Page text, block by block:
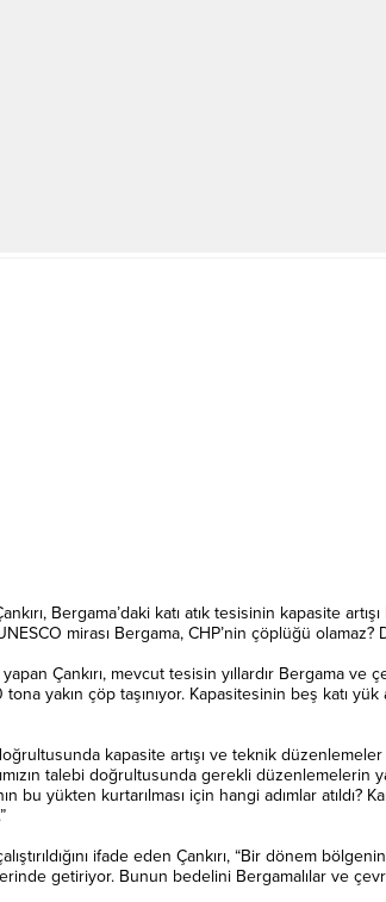
Bergama’daki katı atık tesisinin kapasite
mirası Bergama, CHP’nin çöplüğü olamaz?
Çankırı, mevcut tesisin yıllardır Bergama
yakın çöp taşınıyor. Kapasitesinin beş katı yük
kapasite artışı ve teknik
talebi doğrultusunda gerekli düzenlemelerin
bu yükten kurtarılması için hangi adımlar atıldı?
ifade eden Çankırı, “Bir dönem
getiriyor. Bunun bedelini Bergamalılar ve